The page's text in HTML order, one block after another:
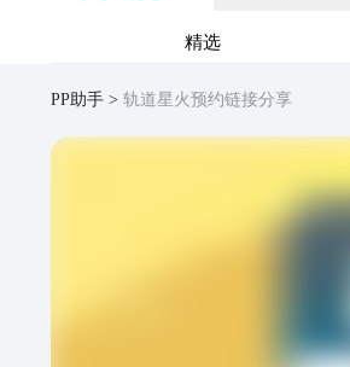
精选
PP助手 轨道星火预约链接分享